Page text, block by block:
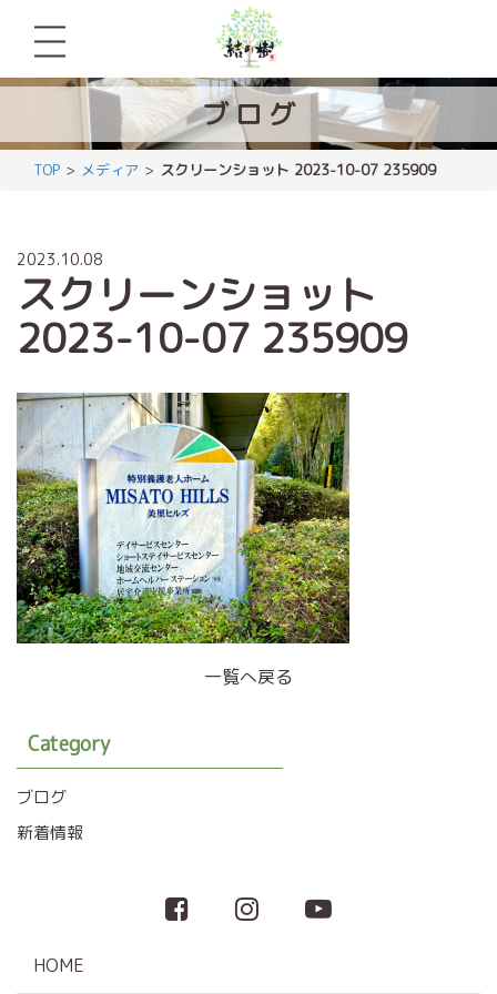
ブロ グ
TOP メディア スクリーンショット 2023-10-07 235909
2023.10.08
スクリーンショット
2023-10-07 235909
一覧へ戻る
Category
ブログ
新着情報
HOME